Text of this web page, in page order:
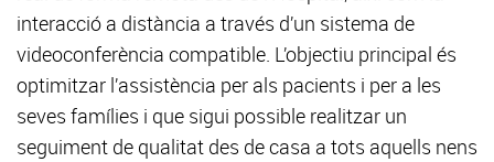
interacció a distància a través d’un sistema de
videoconferència compatible. L’objectiu principal és
optimitzar l’assistència per als pacients i per a les
seves famílies i que sigui possible realitzar un
seguiment de qualitat des de casa a tots aquells nens